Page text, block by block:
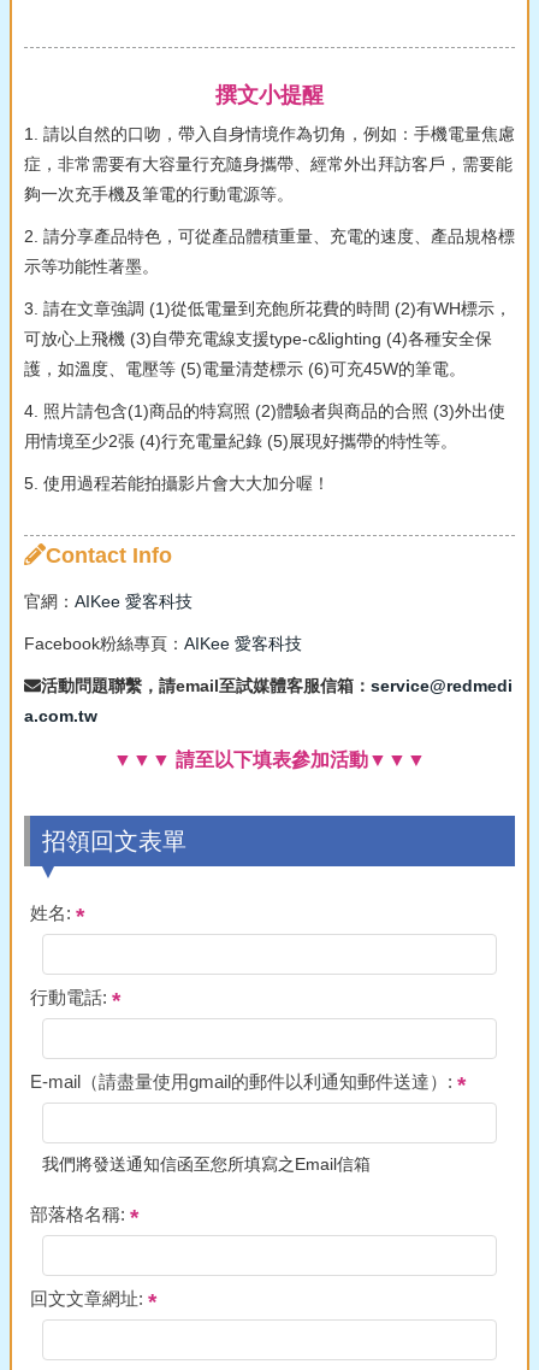
撰文小提醒
1. 請以自然的口吻，帶入自身情境作為切角，例如：手機電量焦慮
症，非常需要有大容量行充隨身攜帶、經常外出拜訪客戶，需要能
夠一次充手機及筆電的行動電源等。
2. 請分享產品特色，可從產品體積重量、充電的速度、產品規格標
示等功能性著墨。
3. 請在文章強調 (1)從低電量到充飽所花費的時間 (2)有WH標示，
可放心上飛機 (3)自帶充電線支援type-c&lighting (4)各種安全保
護，如溫度、電壓等 (5)電量清楚標示 (6)可充45W的筆電。
4. 照片請包含(1)商品的特寫照 (2)體驗者與商品的合照 (3)外出使
用情境至少2張 (4)行充電量紀錄 (5)展現好攜帶的特性等。
5. 使用過程若能拍攝影片會大大加分喔！
Contact Info
官網： AIKee 愛客科技
Facebook粉絲專頁： AIKee 愛客科技
活動問題聯繫，請email至試媒體客服信箱： service@redmedi
a.com.tw
▼▼▼ 請至以下填表參加活動▼▼▼
招領回文表單
姓名:
行動電話:
E-mail（請盡量使用gmail的郵件以利通知郵件送達）:
我們將發送通知信函至您所填寫之Email信箱
部落格名稱:
回文文章網址: